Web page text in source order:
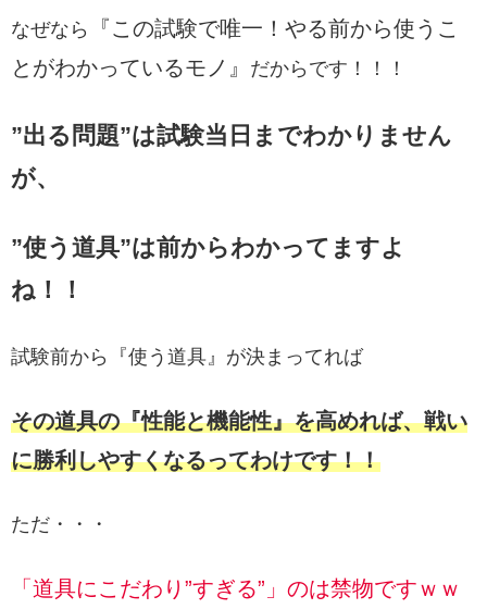
なぜなら
『この試験で唯一！やる前から使うこ
とがわかっているモノ』 だからです！！！
”出る問題”は試験当日までわかりません
が、
”使う道具”は前からわかってますよ
ね！！
試験前から『使う道具』が決まってれば
その道具の『性能と機能性』を高めれば、戦い
に勝利しやすくなるってわけです！！
ただ・・・
「道具にこだわり”すぎる”」のは禁物ですｗｗ